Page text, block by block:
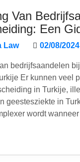
Van
Een
Law 02/08/2024
bedrijfsaandelen
Er kunnen veel
in Turkije,
geestesziekte in
wordt wanneer